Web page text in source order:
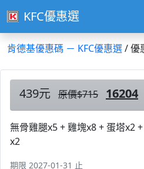
KFC優惠選
肯德基優惠碼 － KFC優惠選/ 優
439元 原價$715 16204
無骨雞腿x5 + 雞塊x8 + 蛋塔x2
x2
期限 2027-01-31 止